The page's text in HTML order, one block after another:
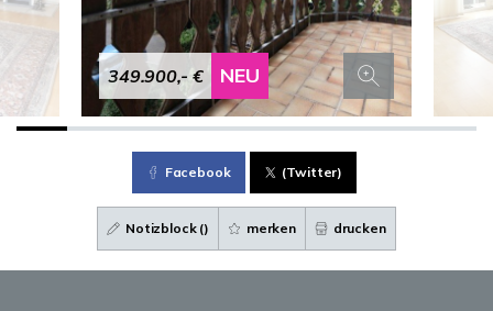
349.900,- € NEU
Facebook (Twitter)
Notizblock () merken drucken